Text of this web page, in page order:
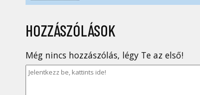
HOZZÁSZÓLÁSOK
Még nincs hozzászólás, légy Te az első!